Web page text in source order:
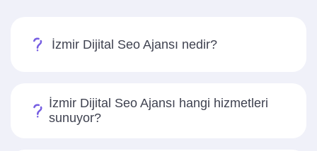
İzmir Dijital Seo Ajansı nedir?
İzmir Dijital Seo Ajansı hangi hizmetleri
sunuyor?